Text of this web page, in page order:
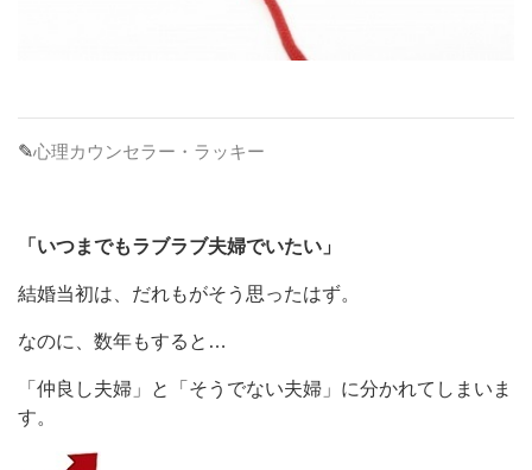
✎心理カウンセラー・ラッキー
「いつまでもラブラブ夫婦でいたい」
結婚当初は、だれもがそう思ったはず。
なのに、数年もすると…
「仲良し夫婦」と「そうでない夫婦」に分かれてしまいま
す。